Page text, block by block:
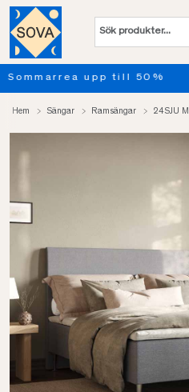
Provsov upp
Hem Sängar Ramsängar 24SJU